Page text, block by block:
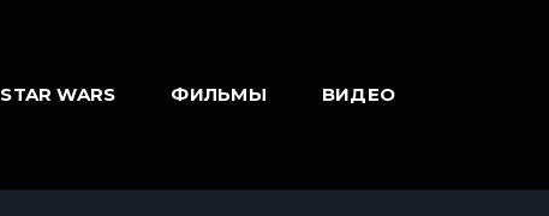
WARS ФИЛЬМЫ ВИДЕО